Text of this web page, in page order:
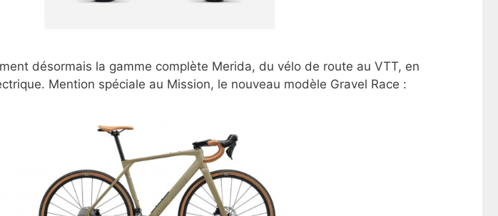
désormais la gamme complète Merida, du vélo de route au VTT, en
Mention spéciale au Mission, le nouveau modèle Gravel Race :